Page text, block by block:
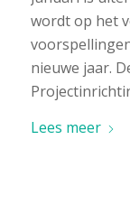
wordt op het
nieuwe jaar.
Lees meer